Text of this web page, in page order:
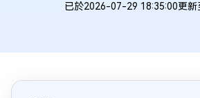
已於2026-07-29 18:35:00更新